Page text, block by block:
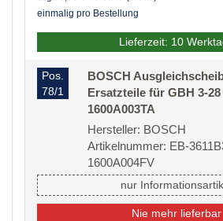
einmalig pro Bestellung
Lieferzeit: 10
Pos.
78/1
BOSCH
Ersatzteile für GBH 3-28
1600A003TA
Hersteller: BOSCH
Artikelnummer: EB-
1600A004FV
nur
Nie mehr lieferbar